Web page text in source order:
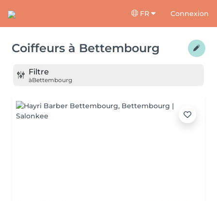
FR Connexion
Coiffeurs à Bettembourg
Filtre
àBettembourg